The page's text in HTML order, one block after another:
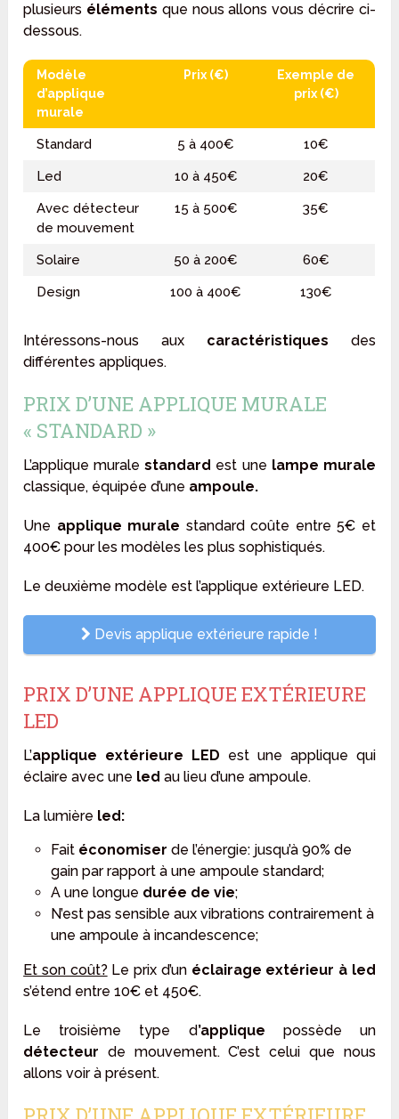
plusieurs éléments que nous allons vous décrire ci-
dessous.
Modèle
d’applique
murale
Prix (€)
Exemple de
prix (€)
Standard 5 à 400€
10€
Led
10 à 450€
20€
Avec détecteur
de mouvement
15 à 500€ 35€
Solaire 50 à 200€
60€
Design
100 à 400€ 130€
Intéressons-nous aux caractéristiques des
différentes appliques.
PRIX D’UNE APPLIQUE MURALE
« STANDARD »
L’applique muralestandard est une lampe murale
classique, équipée d’une ampoule.
Une applique murale standard coûte entre 5€ et
400€ pour les modèles les plus sophistiqués.
Le deuxième modèle est l’applique extérieure LED.
Devis applique extérieure rapide !
PRIX D’UNE APPLIQUE EXTÉRIEURE
LED
L’applique extérieure LED est une applique qui
éclaire avec une led au lieu d’une ampoule.
La lumière led:
Fait économiser de l’énergie: jusqu’à 90% de
gain par rapport à une ampoule standard;
A une longue durée de vie;
N’est pas sensible aux vibrations contrairement à
une ampoule à incandescence;
Et son coût? Le prix d’un éclairage extérieur à led
s’étend entre 10€ et 450€.
Le troisième type d’applique possède un
détecteur de mouvement. C’est celui que nous
allons voir à présent.